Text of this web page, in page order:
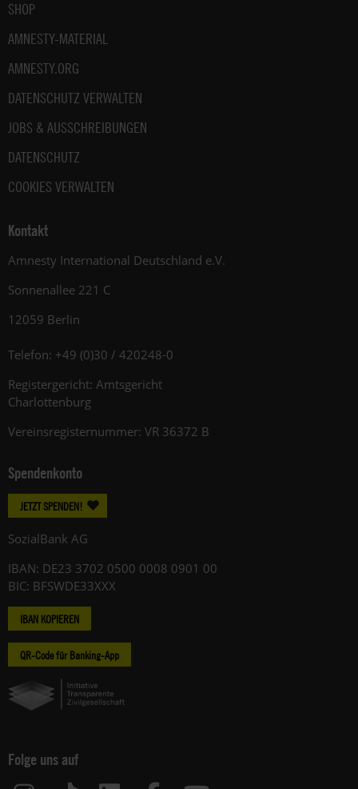
SHOP
AMNESTY-MATERIAL
AMNESTY.ORG
DATENSCHUTZ VERWALTEN
JOBS & AUSSCHREIBUNGEN
DATENSCHUTZ
COOKIES VERWALTEN
Kontakt
Amnesty International Deutschland e.V.
Sonnenallee 221 C
12059 Berlin
Telefon: +49 (0)30 / 420248-0
Registergericht: Amtsgericht
Charlottenburg
Vereinsregisternummer: VR 36372 B
Spendenkonto
JETZT SPENDEN!
SozialBank AG
IBAN: DE23 3702 0500 0008 0901 00
BIC: BFSWDE33XXX
IBAN KOPIEREN
QR-Code für Banking-App
Folge uns auf